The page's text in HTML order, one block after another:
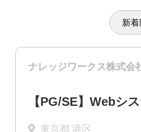
ナレッジワークス株式会
【PG/SE】Webシ
東京都 港区